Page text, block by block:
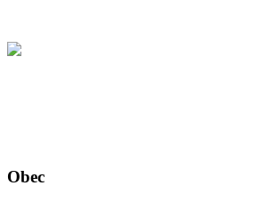
Obec